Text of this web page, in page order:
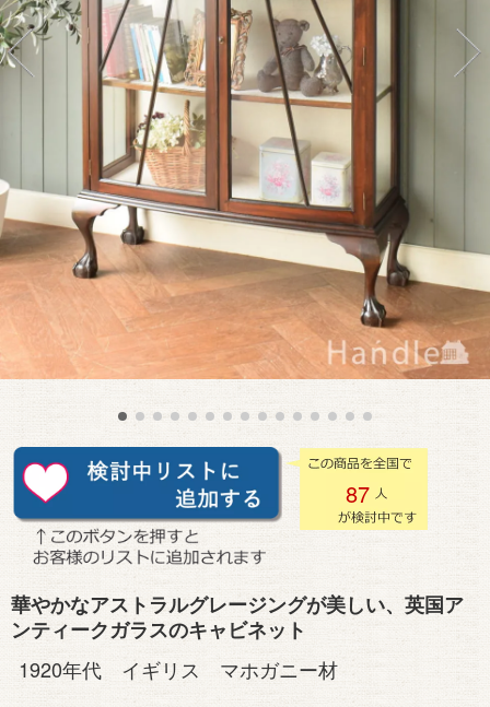
87
華やかなアストラルグレージングが美しい、英国ア
ンティークガラスのキャビネット
1920年代 イギリス マホガニー材